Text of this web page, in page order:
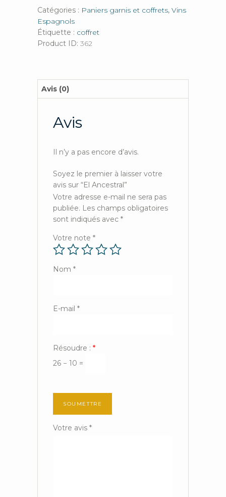
Catégories : Paniers garnis et coffrets, Vins
Espagnols
Étiquette : coffret
Product ID: 362
Avis (0)
Avis
Il n’y a pas encore d’avis.
Soyez le premier à laisser votre
avis sur “El Ancestral”
Votre adresse e-mail ne sera pas
publiée. Les champs obligatoires
sont indiqués avec *
Votre note *
Nom *
E-mail *
Résoudre : *
26 − 10 =
Votre avis *